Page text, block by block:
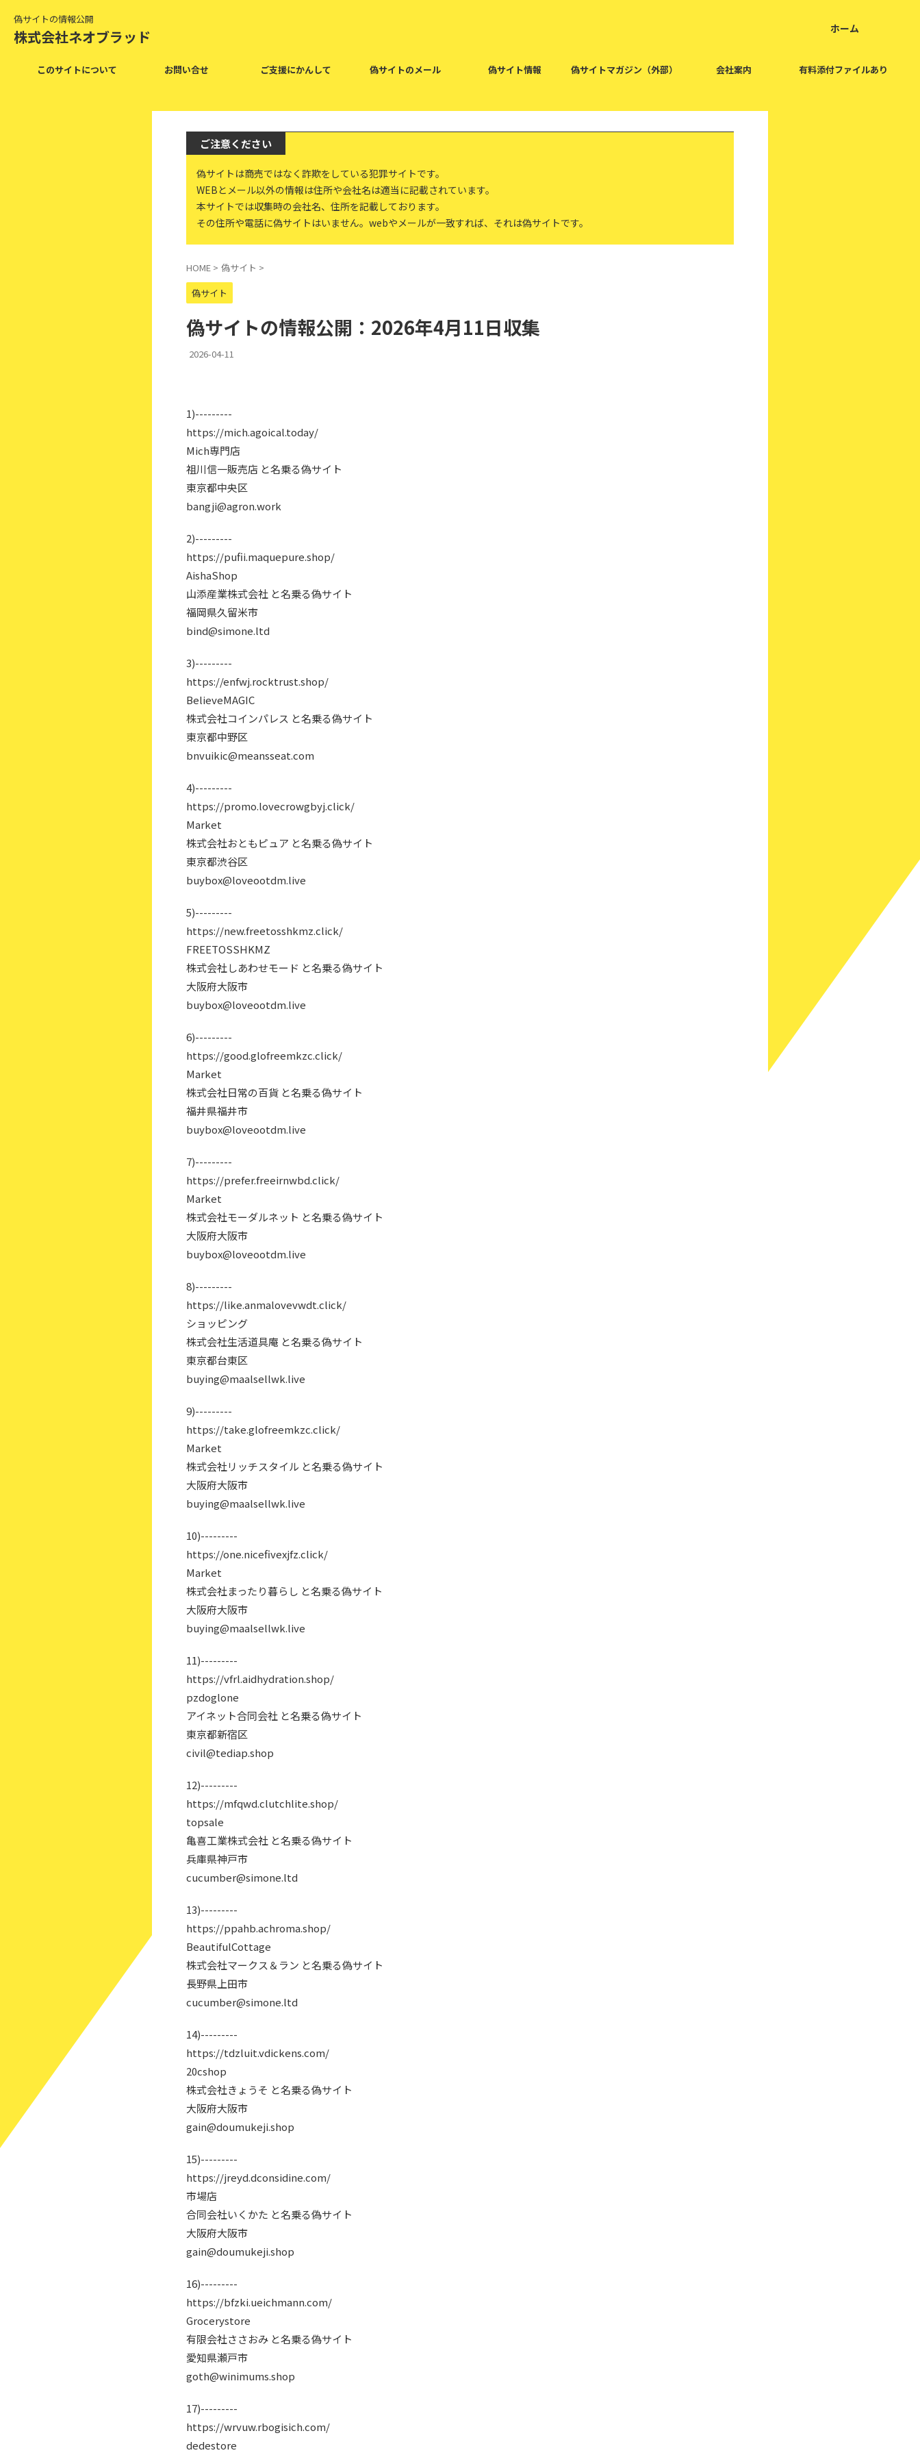
偽サイトの情報公開
株式会社ネオブラッド ホーム
このサイトについて お問い合せ ご支援にかんして 偽サイトのメール 偽サイト情報 偽サイトマガジン（外部） 会社案内 有料添付ファイルあり
ご注意ください
偽サイトは商売ではなく詐欺をしている犯罪サイトです。
WEBとメール以外の情報は住所や会社名は適当に記載されています。
本サイトでは収集時の会社名、住所を記載しております。
その住所や電話に偽サイトはいません。webやメールが一致すれば、それは偽サイトです。
HOME > 偽サイト >
偽サイト
偽サイトの情報公開：2026年4月11日収集
2026-04-11
1)---------
https://mich.agoical.today/
Mich専門店
祖川信一販売店 と名乗る偽サイト
東京都中央区
bangji@agron.work
2)---------
https://pufii.maquepure.shop/
AishaShop
山添産業株式会社 と名乗る偽サイト
福岡県久留米市
bind@simone.ltd
3)---------
https://enfwj.rocktrust.shop/
BelieveMAGIC
株式会社コインパレス と名乗る偽サイト
東京都中野区
bnvuikic@meansseat.com
4)---------
https://promo.lovecrowgbyj.click/
Market
株式会社おともピュア と名乗る偽サイト
東京都渋谷区
buybox@loveootdm.live
5)---------
https://new.freetosshkmz.click/
FREETOSSHKMZ
株式会社しあわせモード と名乗る偽サイト
大阪府大阪市
buybox@loveootdm.live
6)---------
https://good.glofreemkzc.click/
Market
株式会社日常の百貨 と名乗る偽サイト
福井県福井市
buybox@loveootdm.live
7)---------
https://prefer.freeirnwbd.click/
Market
株式会社モーダルネット と名乗る偽サイト
大阪府大阪市
buybox@loveootdm.live
8)---------
https://like.anmalovevwdt.click/
ショッピング
株式会社生活道具庵 と名乗る偽サイト
東京都台東区
buying@maalsellwk.live
9)---------
https://take.glofreemkzc.click/
Market
株式会社リッチスタイル と名乗る偽サイト
大阪府大阪市
buying@maalsellwk.live
10)---------
https://one.nicefivexjfz.click/
Market
株式会社まったり暮らし と名乗る偽サイト
大阪府大阪市
buying@maalsellwk.live
11)---------
https://vfrl.aidhydration.shop/
pzdoglone
アイネット合同会社 と名乗る偽サイト
東京都新宿区
civil@tediap.shop
12)---------
https://mfqwd.clutchlite.shop/
topsale
亀喜工業株式会社 と名乗る偽サイト
兵庫県神戸市
cucumber@simone.ltd
13)---------
https://ppahb.achroma.shop/
BeautifulCottage
株式会社マークス＆ラン と名乗る偽サイト
長野県上田市
cucumber@simone.ltd
14)---------
https://tdzluit.vdickens.com/
20cshop
株式会社きょうそ と名乗る偽サイト
大阪府大阪市
gain@doumukeji.shop
15)---------
https://jreyd.dconsidine.com/
市場店
合同会社いくかた と名乗る偽サイト
大阪府大阪市
gain@doumukeji.shop
16)---------
https://bfzki.ueichmann.com/
Grocerystore
有限会社ささおみ と名乗る偽サイト
愛知県瀬戸市
goth@winimums.shop
17)---------
https://wrvuw.rbogisich.com/
dedestore